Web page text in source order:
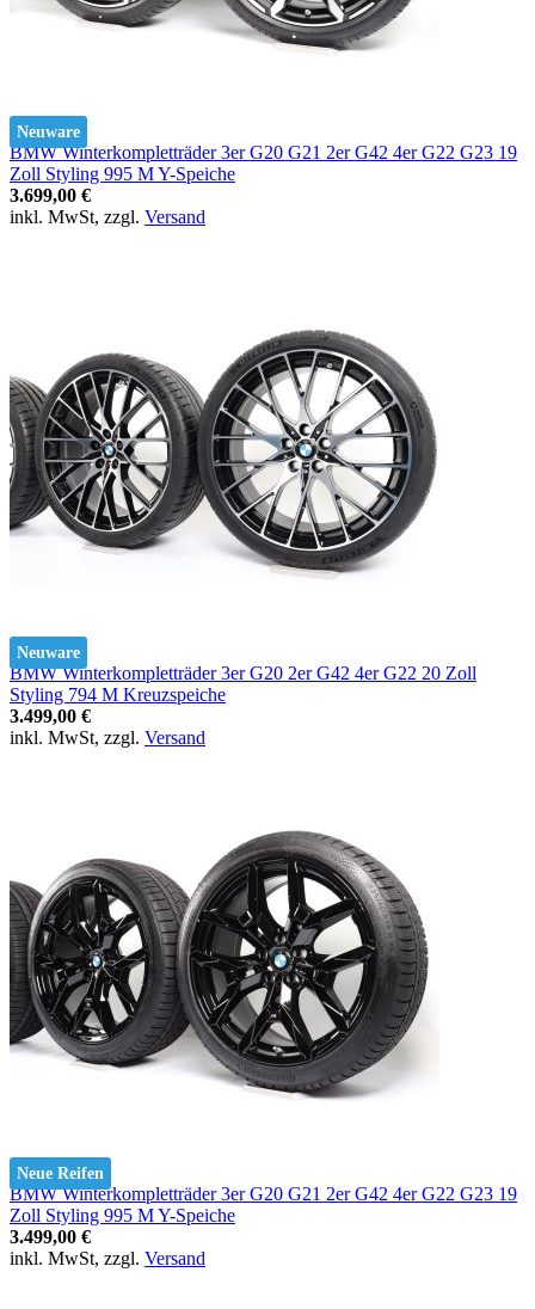
Neuware
BMW Winterkompletträder 3er G20 G21 2er G42 4er G22 G23 19
Zoll Styling 995 M Y-Speiche
3.699,00 €
inkl. MwSt, zzgl. Versand
Neuware
BMW Winterkompletträder 3er G20 2er G42 4er G22 20 Zoll
Styling 794 M Kreuzspeiche
3.499,00 €
inkl. MwSt, zzgl. Versand
Neue Reifen
BMW Winterkompletträder 3er G20 G21 2er G42 4er G22 G23 19
Zoll Styling 995 M Y-Speiche
3.499,00 €
inkl. MwSt, zzgl. Versand